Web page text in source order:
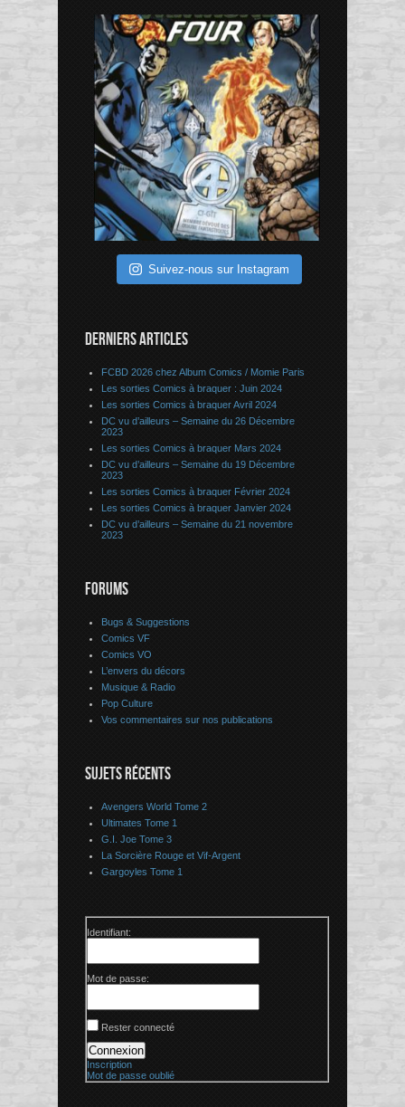
Suivez-nous sur Instagram
DERNIERS ARTICLES
FCBD 2026 chez Album Comics / Momie Paris
Les sorties Comics à braquer : Juin 2024
Les sorties Comics à braquer Avril 2024
DC vu d’ailleurs – Semaine du 26 Décembre
2023
Les sorties Comics à braquer Mars 2024
DC vu d’ailleurs – Semaine du 19 Décembre
2023
Les sorties Comics à braquer Février 2024
Les sorties Comics à braquer Janvier 2024
DC vu d’ailleurs – Semaine du 21 novembre
2023
FORUMS
Bugs & Suggestions
Comics VF
Comics VO
L’envers du décors
Musique & Radio
Pop Culture
Vos commentaires sur nos publications
SUJETS RÉCENTS
Avengers World Tome 2
Ultimates Tome 1
G.I. Joe Tome 3
La Sorcière Rouge et Vif-Argent
Gargoyles Tome 1
Identifiant:
Mot de passe:
Rester connecté
Connexion
Inscription
Mot de passe oublié